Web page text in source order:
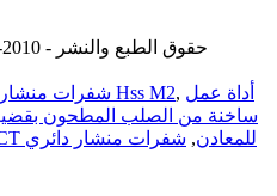
© حقوق الطبع والنشر - 2010-2020: جميع الحقوق محفوظة.
شفرات منشار دائري Hss M2, أداة عمل
ساخنة من الصلب المطحون
شفرة منشار دائري TCT للمعادن, شفرات منشار دائري